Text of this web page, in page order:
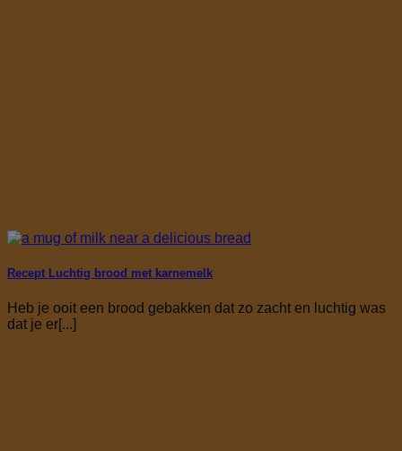
Recept Luchtig brood met karnemelk
Heb je ooit een brood gebakken dat zo zacht en luchtig was
dat je er[...]